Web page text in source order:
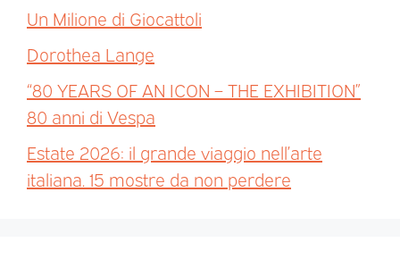
Un Milione di Giocattoli
Dorothea Lange
“80 YEARS OF AN ICON – THE EXHIBITION”
80 anni di Vespa
Estate 2026: il grande viaggio nell’arte
italiana. 15 mostre da non perdere